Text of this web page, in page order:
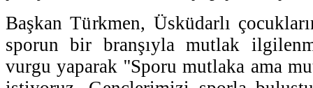
Başkan Türkmen, Üsküdarlı
sporun bir branşıyla mutlak
vurgu yaparak ''Sporu mutlaka ama